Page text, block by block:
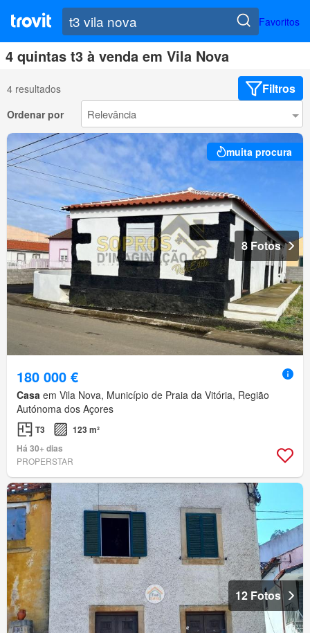
Favoritos
4 quintas t3 à venda em Vila Nova
4 resultados Filtros
Ordenar por
muita procura
8 Fotos
180 000 €
Casa em Vila Nova, Município de Praia da Vitória, Região
Autónoma dos Açores
T3
123 m²
Há 30+ dias
PROPERSTAR
12 Fotos